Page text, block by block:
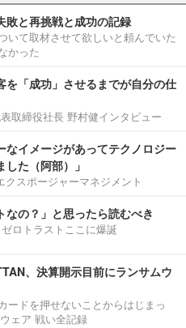
敗と再挑戦と成功の記録
いて取材させて欲しいと頼んでいた
かった
を「成功」させるまでが自分の仕
取締役社長 野村健インタビュー
なイメージがあってテクノロジー
た（阿部）」
スポージャーマネジメント
なの？」と思ったら読むべき
ロトラストここに爆誕
、決算開示目前にランサムウ
ードを押せないことからはじまっ
ェア 戦い全記録